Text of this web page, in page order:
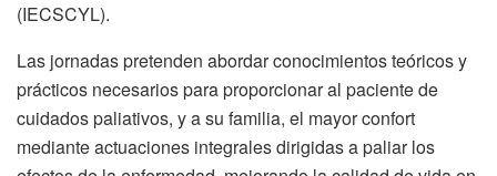
(IECSCYL).
Las jornadas pretenden abordar conocimientos teóricos y
prácticos necesarios para proporcionar al paciente de
cuidados paliativos, y a su familia, el mayor confort
mediante actuaciones integrales dirigidas a paliar los